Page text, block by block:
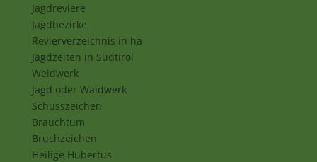
Jagdreviere
Jagdbezirke
Revierverzeichnis in ha
Jagdzeiten in Südtirol
Weidwerk
Jagd oder Waidwerk
Schusszeichen
Brauchtum
Bruchzeichen
Heilige Hubertus